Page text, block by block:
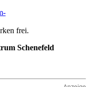
frei.
Schenefeld